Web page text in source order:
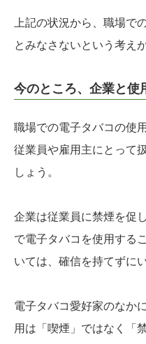
上記の状況から、職場で
とみなさないという考え
今のところ、企業と使
職場での電子タバコの使
従業員や雇用主にとって
しょう。
企業は従業員に禁煙を促
で電子タバコを使用する
いては、確信を持てずに
電子タバコ愛好家のなか
用は「喫煙」ではなく「